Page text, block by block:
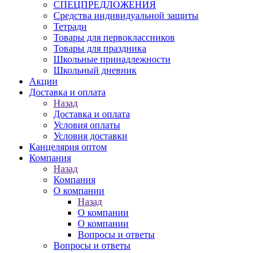
СПЕЦПРЕДЛОЖЕНИЯ
Средства индивидуальной защиты
Тетради
Товары для первоклассников
Товары для праздника
Школьные принадлежности
Школьный дневник
Акции
Доставка и оплата
Назад
Доставка и оплата
Условия оплаты
Условия доставки
Канцелярия оптом
Компания
Назад
Компания
О компании
Назад
О компании
О компании
Вопросы и ответы
Вопросы и ответы